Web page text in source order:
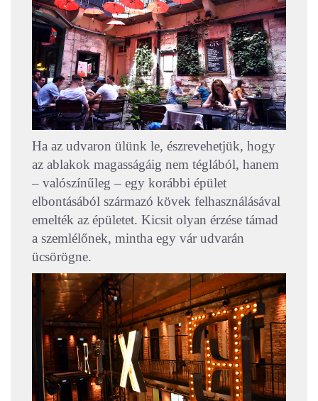
Ha az udvaron ülünk le, észrevehetjük, hogy
az ablakok magasságáig nem téglából, hanem
– valószínűleg – egy korábbi épület
elbontásából származó kövek felhasználásával
emelték az épületet. Kicsit olyan érzése támad
a szemlélőnek, mintha egy vár udvarán
ücsörögne.